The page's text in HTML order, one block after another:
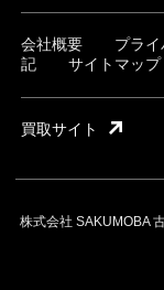
会社概要 プラ
記
サイトマップ
買取サイト
株式会社 SAKUMOBA